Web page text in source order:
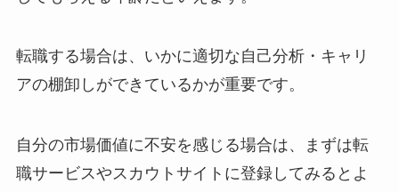
転職する場合は、いかに適切な自己分析・キャリ
アの棚卸しができているかが重要です。
自分の市場価値に不安を感じる場合は、まずは転
職サービスやスカウトサイトに登録してみるとよ